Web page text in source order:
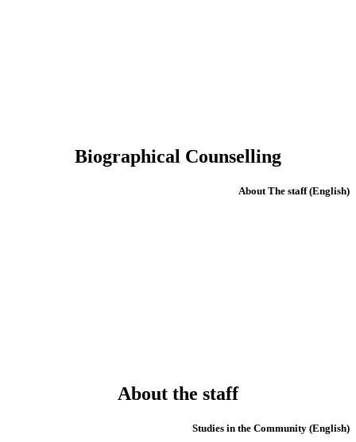
Biographical Counselling
(English) About The staff
About the staff
(English) Studies in the Community